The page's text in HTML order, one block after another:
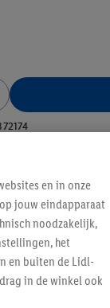
en in onze
jouw eindapparaat
noodzakelijk,
het
en buiten de Lidl-
in de winkel ook